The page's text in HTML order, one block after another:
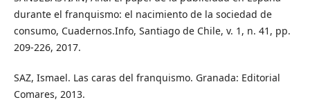
durante el franquismo: el nacimiento de la sociedad de
consumo, Cuadernos.Info, Santiago de Chile, v. 1, n. 41, pp.
209-226, 2017.
SAZ, Ismael. Las caras del franquismo. Granada: Editorial
Comares, 2013.